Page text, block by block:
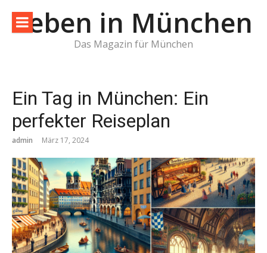
zum
InhaltLeben in München
Das Magazin für München
Ein Tag in München: Ein
perfekter Reiseplan
admin März 17, 2024